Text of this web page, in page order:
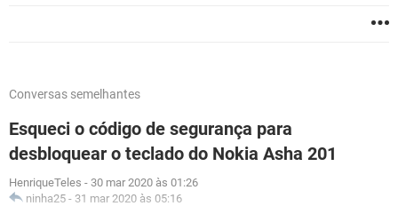
Conversas semelhantes
Esqueci o código de segurança para
desbloquear o teclado do Nokia Asha 201
HenriqueTeles - 30 mar 2020 às 01:26
ninha25 - 31 mar 2020 às 05:16